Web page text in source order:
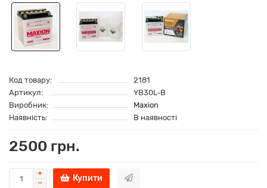
Код товару:
2181
Артикул:
YB30L-B
Виробник:
Maxion
Наявність:
В наявності
2500 грн.
Купити